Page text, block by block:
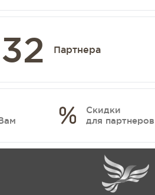
Партнера
Скидки
для партнеров